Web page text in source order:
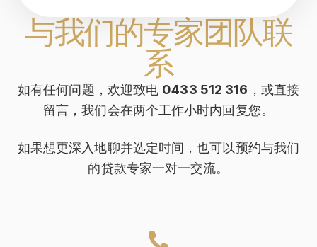
与我们的专家团队联
系
如有任何问题，欢迎致电 0433 512 316 ，或直接
留言，我们会在两个工作小时内回复您。
如果想更深入地聊并选定时间，也可以预约与我们
的贷款专家一对一交流。